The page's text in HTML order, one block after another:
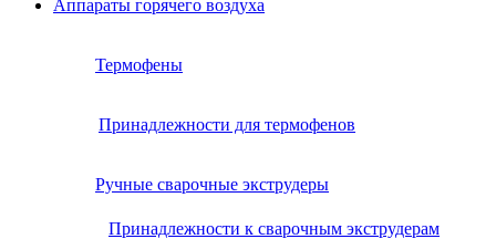
Аппараты горячего воздуха
Термофены
Принадлежности для термофенов
Ручные сварочные экструдеры
Принадлежности к сварочным экструдерам